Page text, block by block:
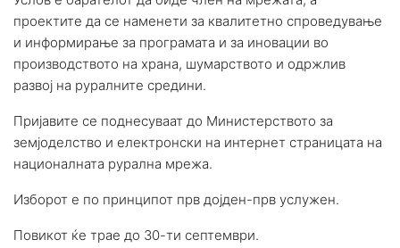
проектите да се наменети за квалитетно спроведување
и информирање за програмата и за иновации во
производството на храна, шумарството и одржлив
развој на руралните средини.
Пријавите се поднесуваат до Министерството за
земјоделство и електронски на интернет страницата на
националната рурална мрежа.
Изборот е по принципот прв дојден-прв услужен.
Повикот ќе трае до 30-ти септември.